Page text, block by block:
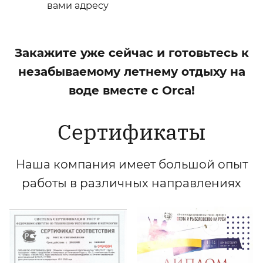
вами адресу
Закажите уже сейчас и готовьтесь к
незабываемому летнему отдыху на
воде вместе с Orca!
Сертификаты
Наша компания имеет большой опыт
работы в различных направлениях